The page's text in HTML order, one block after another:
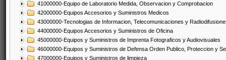
41000000-Equipo de Laboratorio Medida, Observacion y Comprobacion
42000000-Equipos Accesorios y Suministros Medicos
43000000-Tecnologias de Informacion, Telecomunicaciones y
44000000-Equipos Accesorios y Suministros de Oficina
45000000-Equipos y Suministros de Imprenta Fotograficos y Audiovisuales
46000000-Equipos y Suministros de Defensa Orden Publico, Proteccion y
47000000-Equipos y Suministros de limpieza